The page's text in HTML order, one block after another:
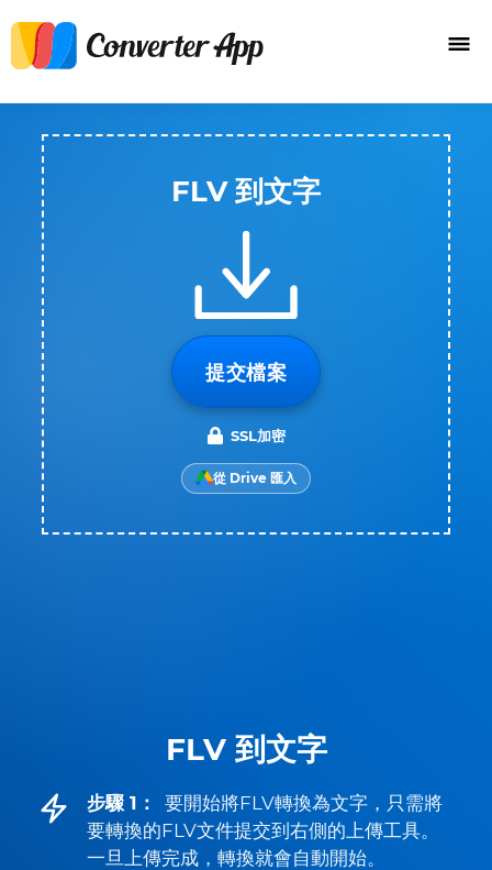
FLV 到文字
步驟 1：
要開始將FLV轉換為文字，只需將
要轉換的FLV文件提交到右側的上傳工具。
一旦上傳完成，轉換就會自動開始。
FLV 到文字
提交檔案
SSL加密
從 Drive 匯入